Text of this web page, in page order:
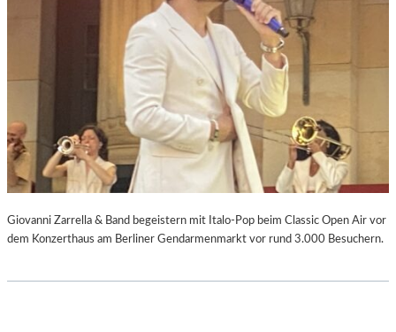
Giovanni Zarrella & Band begeistern mit Italo-Pop beim Classic Open Air vor
dem Konzerthaus am Berliner Gendarmenmarkt vor rund 3.000 Besuchern.